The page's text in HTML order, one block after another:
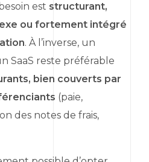
est structurant,
ou fortement intégré
. À l’inverse, un
SaaS reste préférable
bien couverts par
(paie,
des notes de frais,